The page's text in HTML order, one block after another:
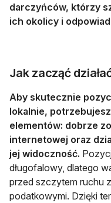
darczyńców, którzy
ich okolicy i
Jak zacząć
Aby skutecznie
lokalnie,
elementów: dobrze
internetowej oraz
jej widoczność.
długofalowy, dlatego
przed szczytem ruchu
podatkowymi. Dzięki